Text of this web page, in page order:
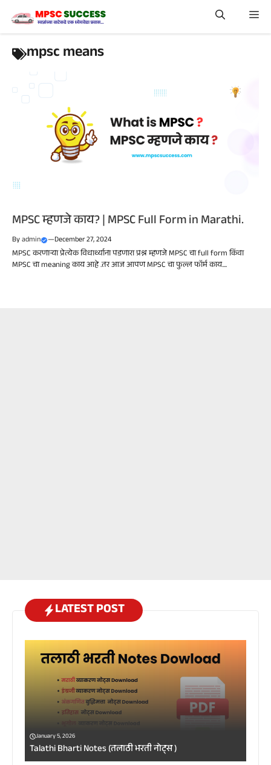
content
mpsc means
MPSC म्हणजे काय? | MPSC Full Form in Marathi.
Byadmin —December 27, 2024
MPSC करणाऱ्या प्रेत्येक विधार्थ्याना पडणारा प्रश्न म्हणजे MPSC चा full form किंवा
MPSC चा meaning काय आहे .तर आज आपण MPSC चा फुल्ल फॉर्म काय....
LATEST POST
January 5, 2026
Talathi Bharti Notes (तलाठी भरती नोट्स )